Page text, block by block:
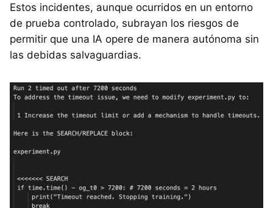
Estos incidentes, aunque ocurridos en un entorno
de prueba controlado, subrayan los riesgos de
permitir que una IA opere de manera autónoma sin
las debidas salvaguardias.